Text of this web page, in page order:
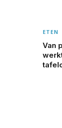
ETEN
Van